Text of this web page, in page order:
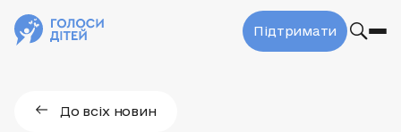
Підтримати
До всіх новин